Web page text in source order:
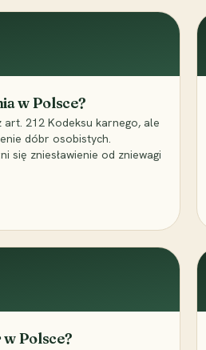
w Polsce?
art. 212 Kodeksu karnego, ale
dóbr osobistych.
się zniesławienie od zniewagi
Polsce?